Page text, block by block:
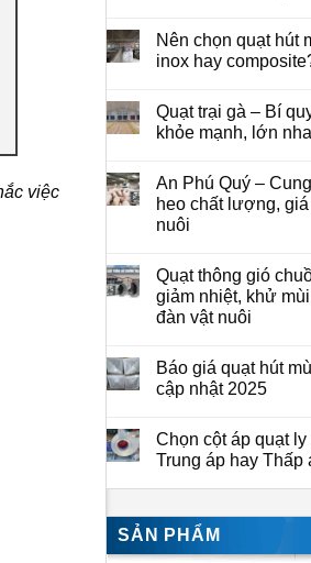
việc
Nên chọn quạt hút
inox hay
Quạt trại gà – Bí
khỏe mạnh, lớn
An Phú Quý –
heo chất lượng,
nuôi
Quạt thông gió
giảm nhiệt, khử
đàn vật nuôi
Báo giá quạt hút
cập nhật 2025
Chọn cột áp quạt ly
Trung áp hay Thấp
SẢN PHẨM